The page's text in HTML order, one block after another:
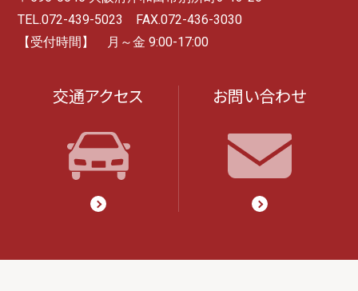
TEL.072-439-5023 FAX.072-436-3030
【受付時間】 月～金 9:00-17:00
交通アクセス お問い合わせ